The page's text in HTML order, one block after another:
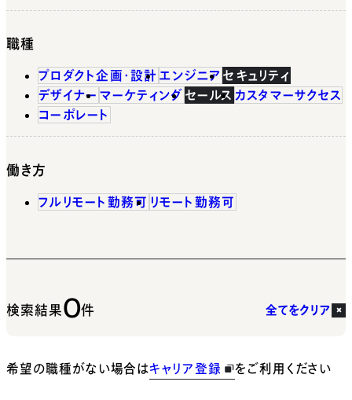
職種
プロダクト企画・設計 エンジニア セキュリティ
デザイナー マーケティング セールス カスタマーサクセス
コーポレート
働き方
フルリモート勤務可 リモート勤務可
検索結果0件 全てをクリア
希望の職種がない場合はキャリア登録 をご利用ください